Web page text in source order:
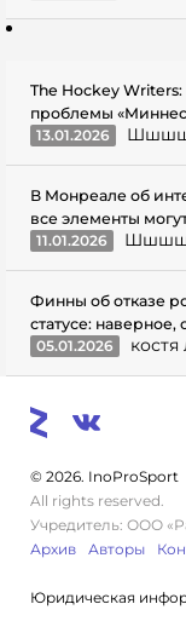
The Hockey
проблемы
13.01.2026
В Монреале об
все элементы
11.01.2026
Финны об отказе
статусе:
05.01.2026
костя
© 2026. InoProSport
All rights reserved.
Учредитель: ООО
Архив
Авторы
Юридическая